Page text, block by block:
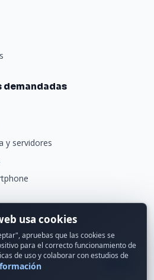
demandadas
y servidores
y novedades.
usa cookies
apruebas que las cookies se
para el correcto funcionamiento de
de uso y colaborar con estudios de